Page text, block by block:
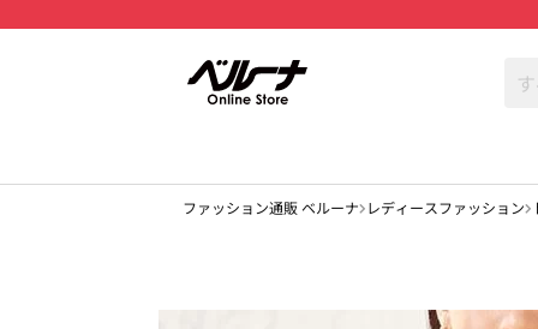
ファッション通販 ベルーナ レディースファッション